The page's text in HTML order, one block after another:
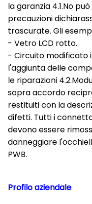
la garanzia 4.1.No
precauzioni
trascurate. Gli
- Vetro LCD rotto.
- Circuito modificato
l'aggiunta delle
le riparazioni
sopra accordo
restituiti con la
difetti. Tutti i
devono essere
danneggiare
PWB.
Profilo aziendale